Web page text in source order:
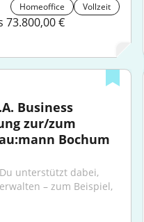
Homeoffice Vollzeit
73.800,00 €
Business
zur/zum
Bochum
unterstützt dabei,
– zum Beispiel,